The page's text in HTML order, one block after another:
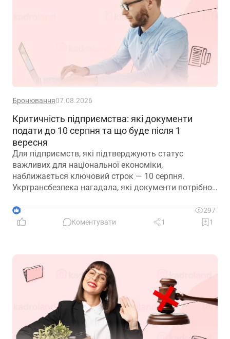
Бронювання07.08.2026
Критичність підприємства: які документи
подати до 10 серпня та що буде після 1
вересня
Для підприємств, які підтверджують статус
важливих для національної економіки,
наближається ключовий строк — 10 серпня.
Укртрансбезпека нагадала, які документи потрібно
що очікує на компанії, які не встигнуть підтвердити
свій статус
3
297
Коментувати
1 1